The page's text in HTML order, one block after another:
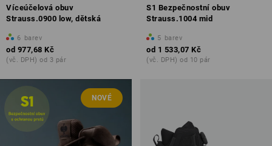
Víceúčelová obuv
Strauss.0900 low, dětská
6 barev
od 977,68 Kč
(vč. DPH) od 3 pár
S1 Bezpečnostní obuv
Strauss.1004 mid
5 barev
od 1 533,07 Kč
(vč. DPH) od 10 pár
NOVÉ